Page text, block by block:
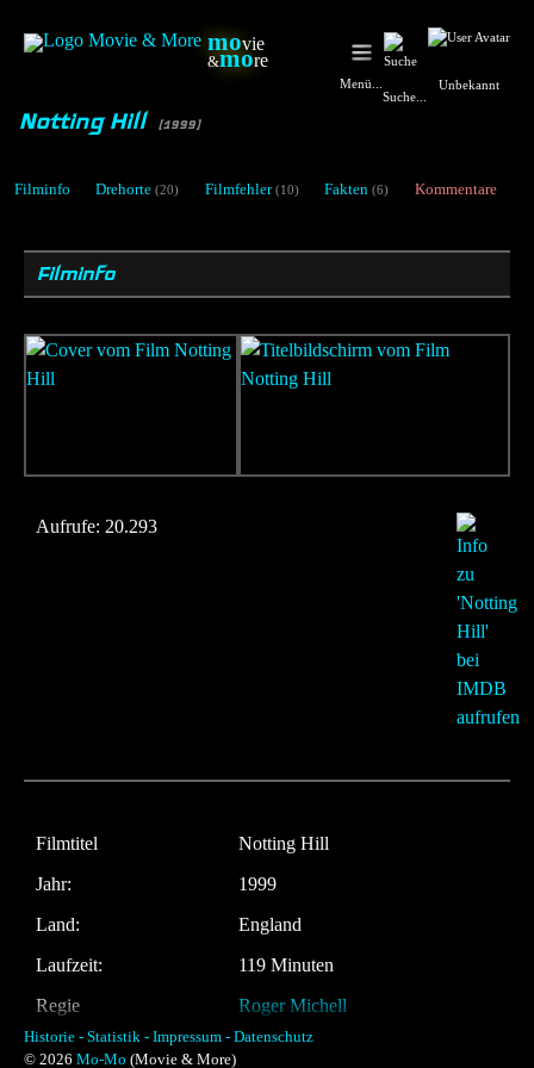
movie
&more
Menü...
Suche...
Unbekannt
Notting Hill [1999]
Filminfo Drehorte (20) Filmfehler (10) Fakten (6) Kommentare
Filminfo
Aufrufe: 20.293
Filmtitel
Notting Hill
Jahr:
1999
Land:
England
Laufzeit:
119 Minuten
Regie
Roger Michell
Musik:
Trevor Jones
Historie - Statistik - Impressum - Datenschutz
© 2026 Mo-Mo (Movie & More)